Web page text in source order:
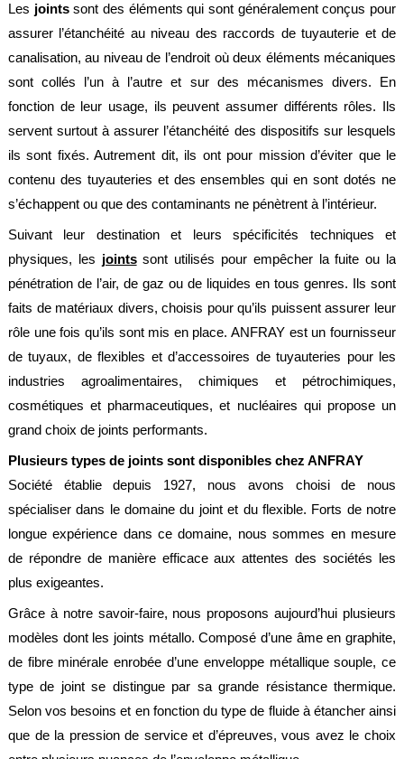
panel
technique
d'étude
de
métaux
Fiches
Carrières
centrales
Laiteries
Brasseries
Véhicules
Nucléaire
/
PMUC
Viticulture
Chimie
et
Pétrochimie
Cosméto
/
Pharma
Ferroviaire
Maintenance
La
Les jointssont des éléments qui sont généralement conçus pour
assurer l’étanchéité au niveau des raccords de tuyauterie et de
canalisation, au niveau de l’endroit où deux éléments mécaniques
sont collés l’un à l’autre et sur des mécanismes divers. En
fonction de leur usage, ils peuvent assumer différents rôles. Ils
servent surtout à assurer l’étanchéité des dispositifs sur lesquels
ils sont fixés. Autrement dit, ils ont pour mission d’éviter que le
contenu des tuyauteries et des ensembles qui en sont dotés ne
s’échappent ou que des contaminants ne pénètrent à l’intérieur.
Suivant leur destination et leurs spécificités techniques et
physiques, les jointssont utilisés pour empêcher la fuite ou la
pénétration de l’air, de gaz ou de liquides en tous genres. Ils sont
faits de matériaux divers, choisis pour qu’ils puissent assurer leur
rôle une fois qu’ils sont mis en place. ANFRAY est un fournisseur
de tuyaux, de flexibles et d’accessoires de tuyauteries pour les
industries agroalimentaires, chimiques et pétrochimiques,
cosmétiques et pharmaceutiques, et nucléaires qui propose un
grand choix de joints performants.
Plusieurs types de joints sont disponibles chez ANFRAY
Société établie depuis 1927, nous avons choisi de nous
spécialiser dans le domaine du joint et du flexible. Forts de notre
longue expérience dans ce domaine, nous sommes en mesure
de répondre de manière efficace aux attentes des sociétés les
plus exigeantes.
Grâce à notre savoir-faire, nous proposons aujourd’hui plusieurs
modèles dont les joints métallo. Composé d’une âme en graphite,
de fibre minérale enrobée d’une enveloppe métallique souple, ce
type de joint se distingue par sa grande résistance thermique.
Selon vos besoins et en fonction du type de fluide à étancher ainsi
que de la pression de service et d’épreuves, vous avez le choix